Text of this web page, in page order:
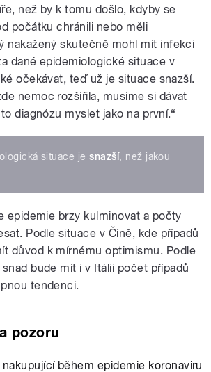
než by k tomu došlo, kdyby se
počátku chránili nebo měli
nakažený skutečně mohl mít infekci
dané epidemiologické situace v
očekávat, teď už je situace snazší.
nemoc rozšířila, musíme si dávat
diagnózu myslet jako na první.“
situace jesnazší, než jakou
epidemie brzy kulminovat a počty
Podle situace v Číně, kde případů
důvod k mírnému optimismu. Podle
snad bude mít i v Itálii počet případů
tendenci.
pozoru